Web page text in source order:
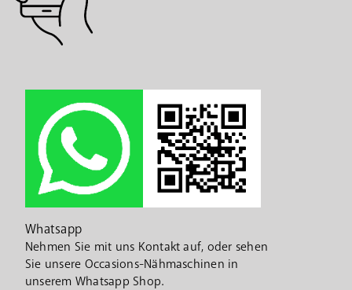
Whatsapp
Nehmen Sie mit uns Kontakt auf, oder sehen
Sie unsere Occasions-Nähmaschinen in
unserem Whatsapp Shop.